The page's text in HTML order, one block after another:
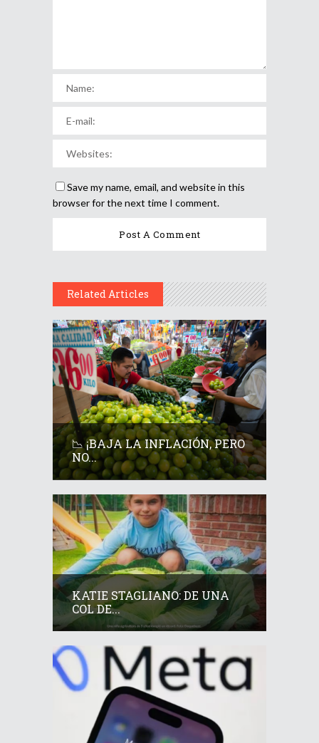
Save my name, email, and website in this
browser for the next time I comment.
Related Articles
📉 ¡BAJA LA INFLACIÓN, PERO
NO...
KATIE STAGLIANO: DE UNA
COL DE...